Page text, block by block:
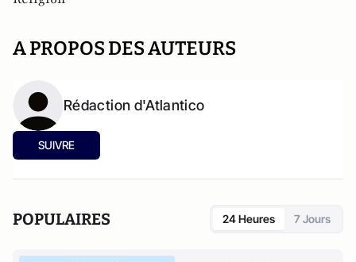
A PROPOS DES AUTEURS
Rédaction d'Atlantico
SUIVRE
POPULAIRES 24 Heures 7 Jours